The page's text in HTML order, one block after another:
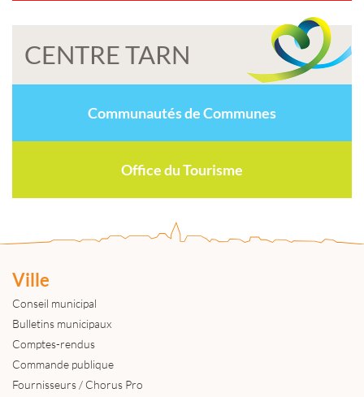
CENTRE TARN
Communautés de Communes
Office du Tourisme
Ville
Conseil municipal
Bulletins municipaux
Comptes-rendus
Commande publique
Fournisseurs / Chorus Pro